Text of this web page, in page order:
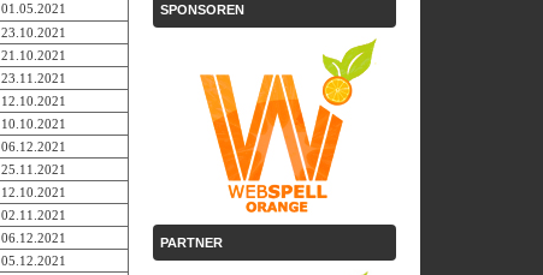
01.05.2021
23.10.2021
21.10.2021
23.11.2021
12.10.2021
10.10.2021
06.12.2021
25.11.2021
12.10.2021
02.11.2021
06.12.2021
05.12.2021
SPONSOREN
PARTNER